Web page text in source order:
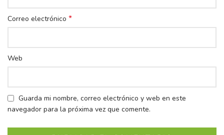
Correo electrónico *
Web
Guarda mi nombre, correo electrónico y web en este
navegador para la próxima vez que comente.